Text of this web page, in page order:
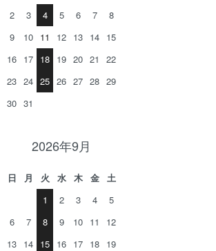
2
3 4 5 6 7
8
9
10 11 12 13 14 15
16 17 18 19 20 21
22
23 24 25 26 27 28 29
30 31
2026年9月
日 月 火 水 木 金
土
1
2 3 4
5
6
7 8 9 10 11
12
13 14 15 16 17 18 19